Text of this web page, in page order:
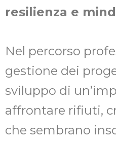
resilienza e
Nel percorso
gestione dei
sviluppo di
affrontare rifiuti,
che sembrano